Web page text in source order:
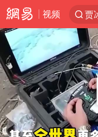
视频
贾
路
上
部